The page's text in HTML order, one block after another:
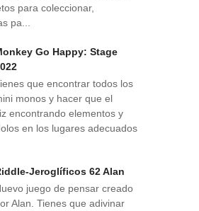
para coleccionar,
pa...
Go Happy: Stage
que encontrar todos los
monos y hacer que el
encontrando elementos y
en los lugares adecuados
Jeroglíficos 62 Alan
juego de pensar creado
Alan. Tienes que adivinar